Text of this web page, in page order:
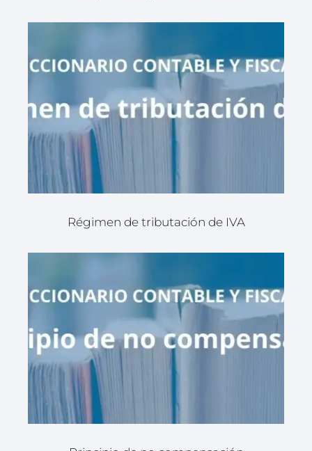
Régimen de tributación de IVA